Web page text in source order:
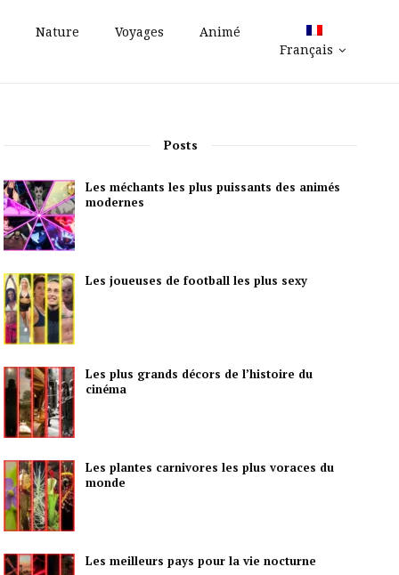
Nature Voyages
Animé
Français
Posts
Les méchants les plus puissants des animés
modernes
Les joueuses de football les plus sexy
Les plus grands décors de l’histoire du
cinéma
Les plantes carnivores les plus voraces du
monde
Les meilleurs pays pour la vie nocturne